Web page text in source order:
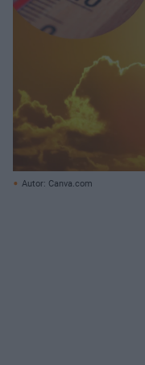
Autor: Canva.com